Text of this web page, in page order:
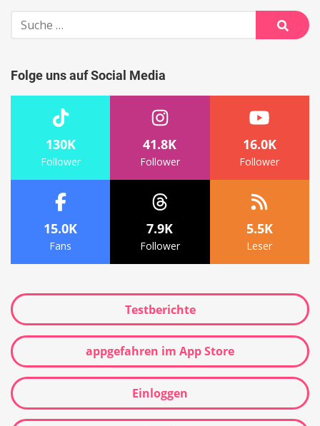
Suche
nach:
Suche
Folge uns auf Social Media
130K
Follower
41.8K
Follower
16.0K
Follower
15.0K
Fans
7.9K
Follower
5.5K
Leser
Testberichte
appgefahren im App Store
Einloggen